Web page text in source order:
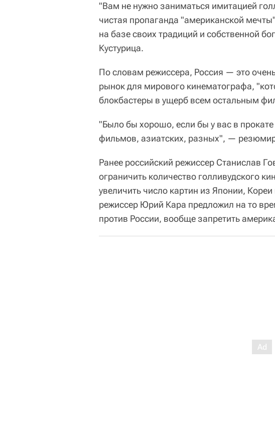
"Вам не нужно заниматься имитацией
чистая пропаганда "американской
на базе своих традиций и собственной
Кустурица.
По словам режиссера, Россия — это
рынок для мирового кинематографа,
блокбастеры в ущерб всем остальным
"Было бы хорошо, если бы у вас в
фильмов, азиатских, разных", —
Ранее российский режиссер Станислав
ограничить количество голливудского
увеличить число картин из Японии,
режиссер Юрий Кара предложил на то
против России, вообще запретить